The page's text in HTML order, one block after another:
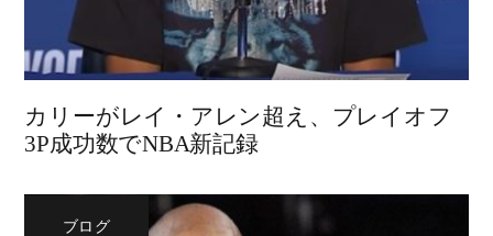
カリーがレイ・アレン超え、プレイオフ
3P成功数でNBA新記録
ブログ